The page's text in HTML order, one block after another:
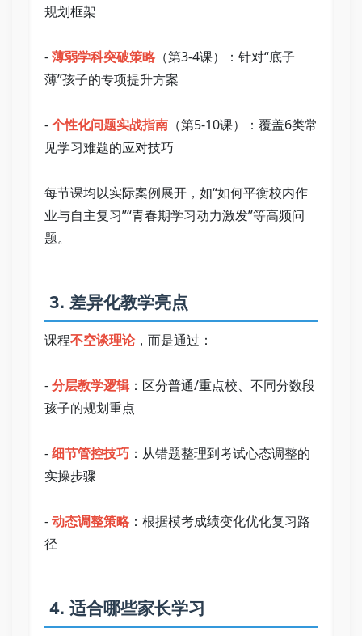
规划框架
- 薄弱学科突破策略 （第3-4课）：针对“底子
薄”孩子的专项提升方案
- 个性化问题实战指南 （第5-10课）：覆盖6类常
见学习难题的应对技巧
每节课均以实际案例展开，如“如何平衡校内作
业与自主复习”“青春期学习动力激发”等高频问
题。
3. 差异化教学亮点
课程不空谈理论，而是通过：
- 分层教学逻辑：区分普通/重点校、不同分数段
孩子的规划重点
- 细节管控技巧 ：从错题整理到考试心态调整的
实操步骤
- 动态调整策略 ：根据模考成绩变化优化复习路
径
4. 适合哪些家长学习